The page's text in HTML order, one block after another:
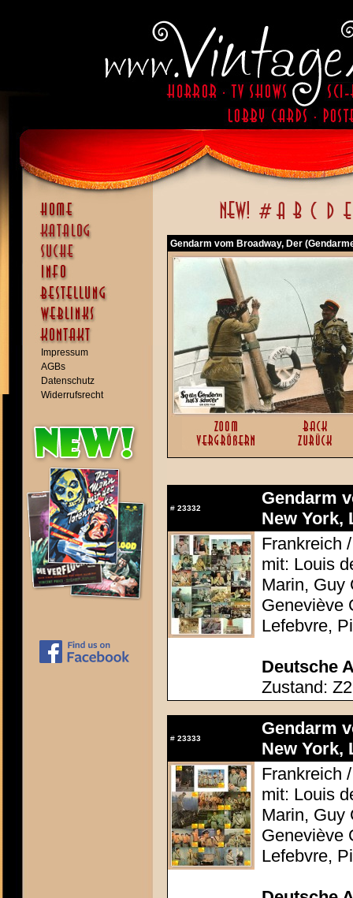
Impressum
AGBs
Datenschutz
Widerrufsrecht
Gendarm vom Broadway, Der
# 23332
Gendarm
New York,
Frankreich
mit: Louis
Marin, Guy
Geneviève
Lefebvre,
Deutsche
Zustand: Z2
# 23333
Gendarm
New York,
Frankreich
mit: Louis
Marin, Guy
Geneviève
Lefebvre,